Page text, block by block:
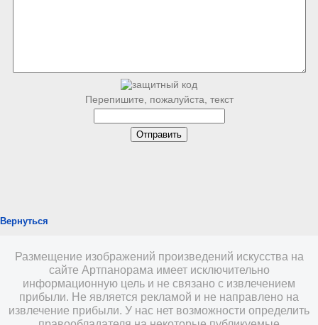
Перепишите, пожалуйста, текст
Вернуться
Размещение изображений произведений искусства на
сайте Артпанорама имеет исключительно
информационную цель и не связано с извлечением
прибыли. Не является рекламой и не направлено на
извлечение прибыли. У нас нет возможности определить